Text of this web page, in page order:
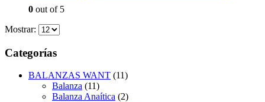
0 out of 5
Mostrar:
Categorías
BALANZAS WANT (11)
Balanza (11)
Balanza Anaítica (2)